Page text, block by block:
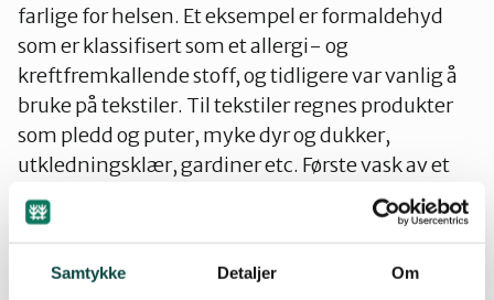
Samtykke Detaljer Om
Møre og Romsdal
Nordland
Sogn og Fjordane
farlige for helsen. Et eksempel er formaldehyd
som er klassifisert som et allergi- og
kreftfremkallende stoff, og tidligere var vanlig å
bruke på tekstiler. Til tekstiler regnes produkter
som pledd og puter, myke dyr og dukker,
utkledningsklær, gardiner etc. Første vask av et
nytt tekstilprodukt vil også fjerne eventuelle
overflødige rester av fargestoffer, impregnering,
produktet fra fabrikk og transport. Ved tekstilvask